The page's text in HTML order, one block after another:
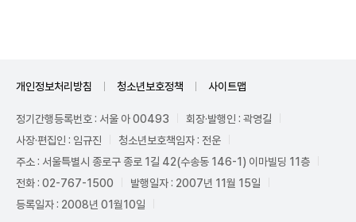
개인정보처리방침 청소년보호정책 사이트맵
정기간행등록번호 : 서울 아 00493
회장·발행인 : 곽영길
사장·편집인 : 임규진
청소년보호책임자 : 전운
주소 : 서울특별시 종로구 종로 1길 42(수송동 146-1) 이마빌딩 11층
전화 : 02-767-1500
발행일자 : 2007년 11월 15일
등록일자 : 2008년 01월10일